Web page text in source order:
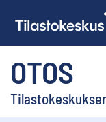
OTOS